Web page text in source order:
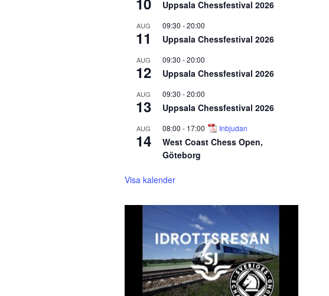
Uppsala Chessfestival 2026
AUG
11
09:30 -20:00
Uppsala Chessfestival 2026
AUG
12
09:30 -20:00
Uppsala Chessfestival 2026
AUG
13
09:30 -20:00
Uppsala Chessfestival 2026
AUG
14
08:00 - 17:00 Inbjudan
West Coast Chess Open,
Göteborg
Visa kalender